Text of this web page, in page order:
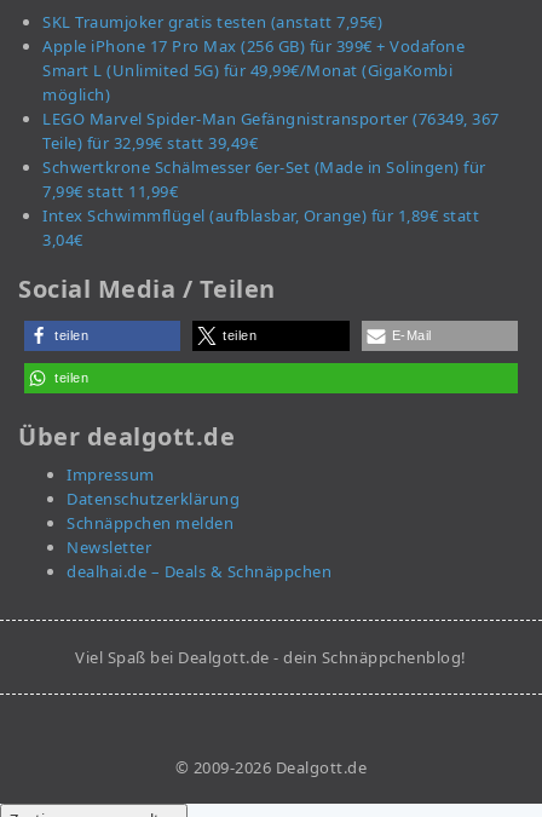
SKL Traumjoker gratis testen (anstatt 7,95€)
Apple iPhone 17 Pro Max (256 GB) für 399€ + Vodafone
Smart L (Unlimited 5G) für 49,99€/Monat (GigaKombi
möglich)
LEGO Marvel Spider-Man Gefängnistransporter (76349, 367
Teile) für 32,99€ statt 39,49€
Schwertkrone Schälmesser 6er-Set (Made in Solingen) für
7,99€ statt 11,99€
Intex Schwimmflügel (aufblasbar, Orange) für 1,89€ statt
3,04€
Social Media / Teilen
teilen teilen E-Mail
teilen
Über dealgott.de
Impressum
Datenschutzerklärung
Schnäppchen melden
Newsletter
dealhai.de – Deals & Schnäppchen
Viel Spaß bei Dealgott.de - dein Schnäppchenblog!
© 2009-2026 Dealgott.de